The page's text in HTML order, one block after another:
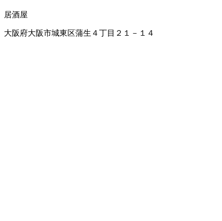
居酒屋
大阪府大阪市城東区蒲生４丁目２１－１４